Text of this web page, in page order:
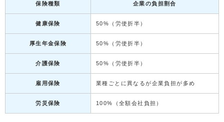
保険種類 企業の負担割合
健康保険 50%（労使折半）
厚生年金保険 50%（労使折半）
介護保険 50%（労使折半）
雇用保険 業種ごとに異なるが企業負担が多め
労災保険 100%（全額会社負担）